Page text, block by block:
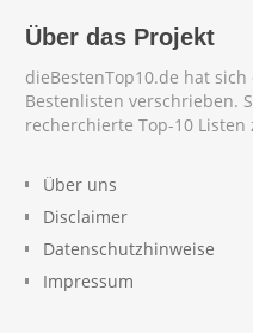
Über das Projekt
dieBestenTop10.de hat sich
Bestenlisten verschrieben.
recherchierte Top-10 Listen
Über uns
Disclaimer
Datenschutzhinweise
Impressum